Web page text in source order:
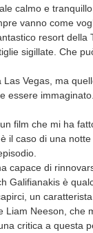
calmo e
vanno come
resort della
sigillate. Che
Vegas, ma
essere
film che mi ha
il caso di una
capace di
Galifianakis è
un
Liam Neeson, che
critica a questa